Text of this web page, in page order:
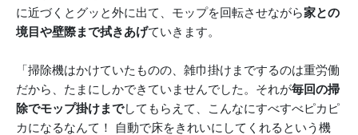
に近づくとグッと外に出て、モップを回転させながら家との
境目や壁際まで拭きあげていきます。
「掃除機はかけていたものの、雑巾掛けまでするのは重労働
だから、たまにしかできていませんでした。それが毎回の掃
除でモップ掛けまでしてもらえて、こんなにすべすべピカピ
カになるなんて！ 自動で床をきれいにしてくれるという機